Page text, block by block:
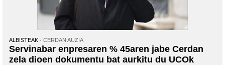
ALBISTEAK CERDAN AUZIA
Servinabar enpresaren % 45aren jabe Cerdan
zela dioen dokumentu bat aurkitu du UCOk